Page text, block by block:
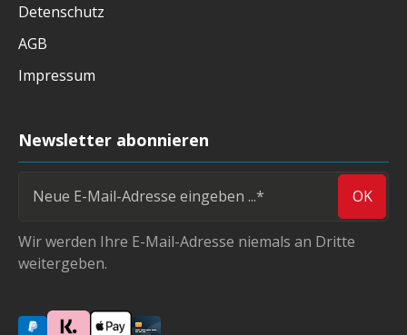
Detenschutz
AGB
Impressum
Newsletter abonnieren
OK
Wir werden Ihre E-Mail-Adresse niemals an Dritte
weitergeben.